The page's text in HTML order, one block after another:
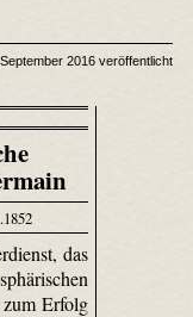
2016 veröffentlicht
das
Erfolg